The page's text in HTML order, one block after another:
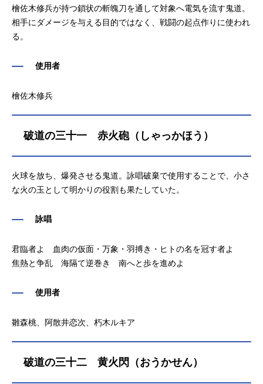
檜佐木修兵が持つ鎖状の斬魄刀を通して対象へ電気を流す鬼道。
相手にダメージを与える目的ではなく、戦闘の起点作りに使われ
る。
使用者
檜佐木修兵
破道の三十一 赤火砲（しゃっかほう）
火球を放ち、爆発させる鬼道。詠唱破棄で使用することで、小さ
な火の玉として明かりの役割も果たしていた。
詠唱
君臨者よ 血肉の仮面・万象・羽搏き・ヒトの名を冠す者よ
焦熱と争乱 海隔て逆巻き 南へと歩を進めよ
使用者
雛森桃、阿散井恋次、朽木ルキア
破道の三十二 黄火閃（おうかせん）